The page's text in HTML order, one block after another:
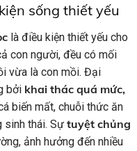
sống thiết yếu
là điều kiện thiết yếu cho
con người, đều có mối
vừa là con mồi. Đại
bởi khai thác quá mức,
biến mất, chuỗi thức ăn
sinh thái. Sự tuyệt chủng
ảnh hưởng đến nhiều